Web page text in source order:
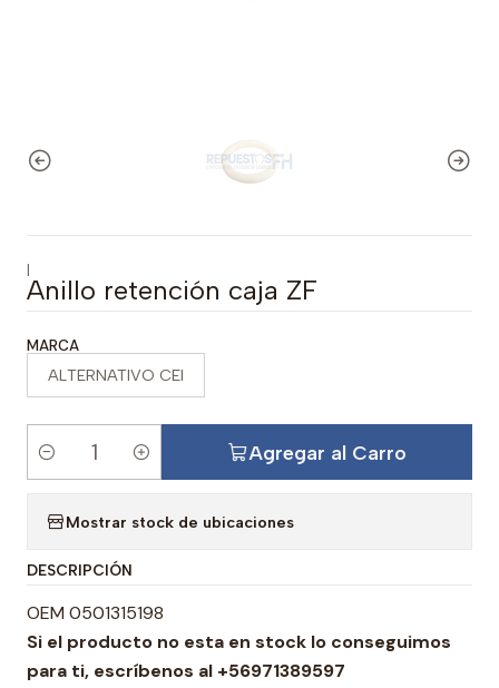
|
Anillo retención caja ZF
MARCA
ALTERNATIVO CEI
i
d
a
d
Agregar al Carro
Mostrar stock de ubicaciones
DESCRIPCIÓN
OEM 0501315198
Si el producto no esta en stock lo conseguimos
para ti, escríbenos al +56971389597